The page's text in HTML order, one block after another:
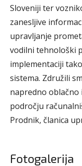
Sloveniji ter
zanesljive
upravljanje
vodilni tehnološki
implementaciji
sistema. Združili
napredno
področju
Prodnik, članica
Fotogalerija